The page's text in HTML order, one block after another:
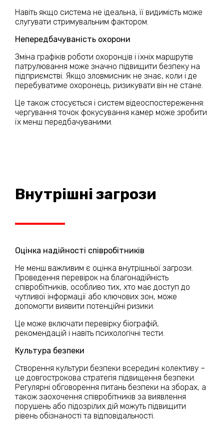
Навіть якщо система не ідеальна, її видимість може
слугувати стримувальним фактором.
Непередбачуваність охорони
Зміна графіків роботи охоронців і їхніх маршрутів
патрулювання може значно підвищити безпеку на
підприємстві. Якщо зловмисник не знає, коли і де
перебуватиме охоронець, ризикувати він не стане.
Це також стосується і систем відеоспостереження:
чергування точок фокусування камер може зробити
їх менш передбачуваними.
Внутрішні загрози
Оцінка надійності співробітників
Не менш важливим є оцінка внутрішньої загрози.
Проведення перевірок на благонадійність
співробітників, особливо тих, хто має доступ до
чутливої інформації або ключових зон, може
допомогти виявити потенційні ризики.
Це може включати перевірку біографій,
рекомендацій і навіть психологічні тести.
Культура безпеки
Створення культури безпеки всередині колективу –
це довгострокова стратегія підвищення безпеки.
Регулярні обговорення питань безпеки на зборах, а
також заохочення співробітників за виявлення
порушень або підозрілих дій можуть підвищити
рівень обізнаності та відповідальності.